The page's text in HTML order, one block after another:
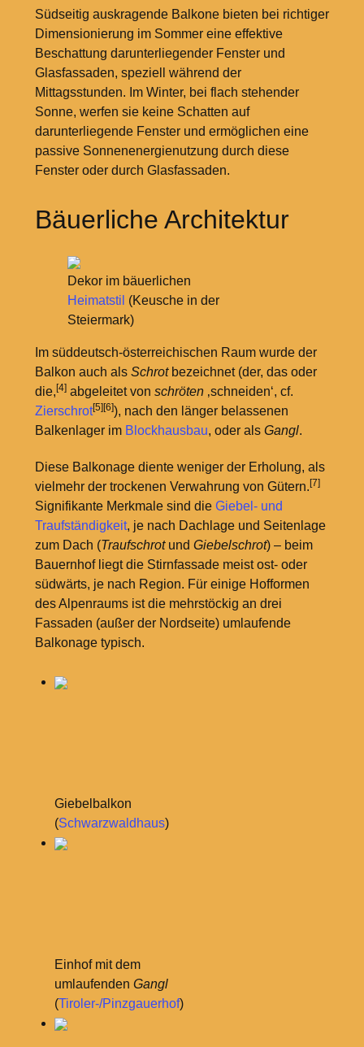
Südseitig auskragende Balkone bieten bei richtiger
Dimensionierung im Sommer eine effektive
Beschattung darunterliegender Fenster und
Glasfassaden, speziell während der
Mittagsstunden. Im Winter, bei flach stehender
Sonne, werfen sie keine Schatten auf
darunterliegende Fenster und ermöglichen eine
passive Sonnenenergienutzung durch diese
Fenster oder durch Glasfassaden.
Bäuerliche Architektur
Dekor im bäuerlichen
Heimatstil (Keusche in der
Steiermark)
Im süddeutsch-österreichischen Raum wurde der
Balkon auch als Schrotbezeichnet (der, das oder
die, [4]abgeleitet von schröten‚schneiden‘, cf.
Zierschrot[5] [6]), nach den länger belassenen
Balkenlager im Blockhausbau, oder als Gangl.
Diese Balkonage diente weniger der Erholung, als
vielmehr der trockenen Verwahrung von Gütern.[7]
Signifikante Merkmale sind die Giebel- und
Traufständigkeit, je nach Dachlage und Seitenlage
zum Dach (Traufschrotund Giebelschrot) – beim
Bauernhof liegt die Stirnfassade meist ost- oder
südwärts, je nach Region. Für einige Hofformen
des Alpenraums ist die mehrstöckig an drei
Fassaden (außer der Nordseite) umlaufende
Balkonage typisch.
Giebelbalkon
(Schwarzwaldhaus)
Einhof mit dem
umlaufenden Gangl
(Tiroler-/Pinzgauerhof)